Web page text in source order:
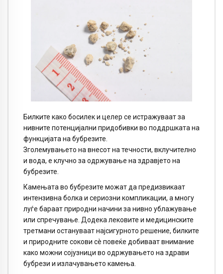
Билките како босилек и целер се истражуваат за
нивните потенцијални придобивки во поддршката на
функцијата на бубрезите.
Зголемувањето на внесот на течности, вклучително
и вода, е клучно за одржување на здравјето на
бубрезите.
Камењата во бубрезите можат да предизвикаат
интензивна болка и сериозни компликации, а многу
луѓе бараат природни начини за нивно ублажување
или спречување. Додека лековите и медицинските
третмани остануваат најсигурното решение, билките
и природните сокови сè повеќе добиваат внимание
како можни сојузници во одржувањето на здрави
бубрези и излачувањето камења.